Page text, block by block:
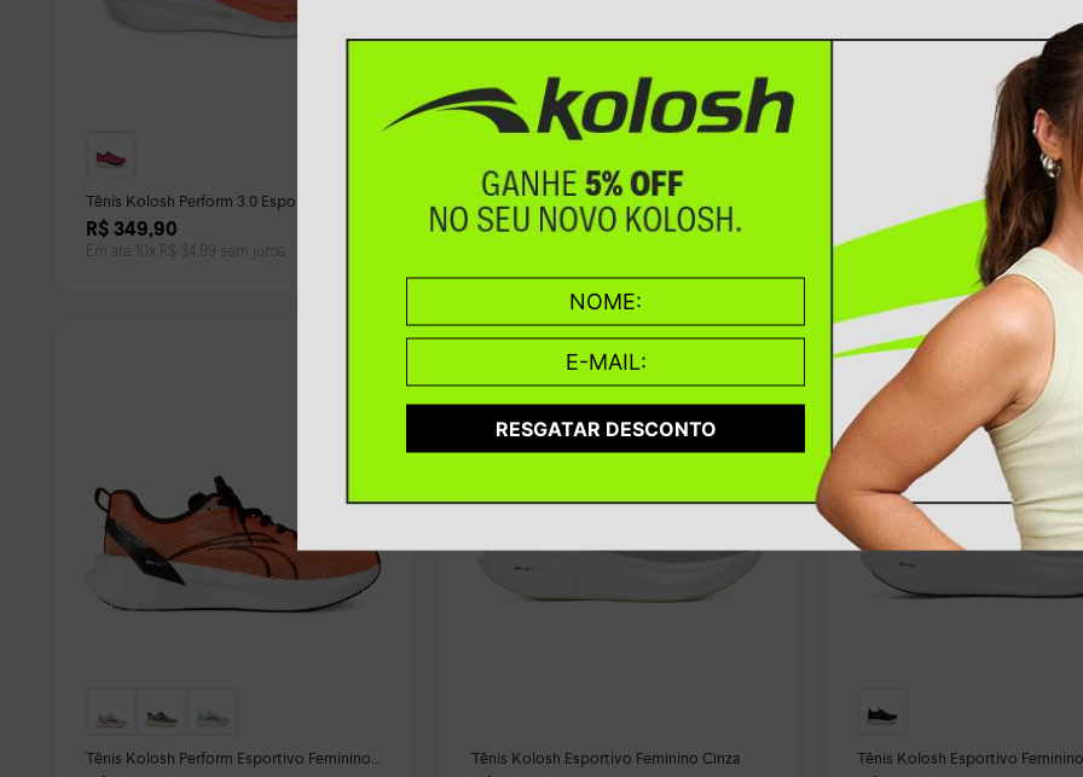
RESGATAR DESCONTO
Tênis Kolosh Perform 3.0 Esportivo
Feminino Colorido
R$ 349,90
Em até 10 x R$ 34 ,99 sem juros
Tênis Kolosh Perform 2.0 Masculino
Colorido
R$299,90
Tênis Kolosh Perform 2.0
Masculino Amarelo
R$319
99sem juros
Tênis Kolosh Perform Esportivo Feminino
Tênis Kolosh Esportivo Feminino Cinza
Tênis Kolosh Esportivo